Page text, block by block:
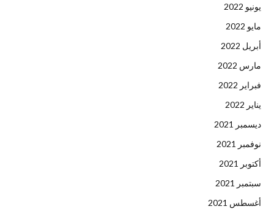
يونيو 2022
مايو 2022
أبريل 2022
مارس 2022
فبراير 2022
يناير 2022
ديسمبر 2021
نوفمبر 2021
أكتوبر 2021
سبتمبر 2021
أغسطس 2021